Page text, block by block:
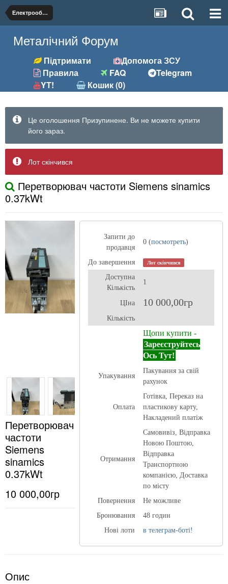
Електрообладнання
Металічний Форум
Підтримати
Допомога ЗСУ
Правила
FAQ
Telegram
YT!
Кошик (0)
Це оголошення Призупинене. Ви не можете купити
його зараз.
Лот скінчився
Перетворювач частоти Siemens sinamics
0.37kWt
Перетворювач
частоти
Siemens
sinamics
0.37kWt
10 000,00гр
Запити до
продавця
0 (посмотреть)
До завершення Лот скінчився
Доступна
Кількість
1
ЦІна 10 000,00гр
Кількість
Щопи купити -
Зареєструйтесь
Ось Тут!
Упакування
Пакування за свій
рахунок
Оплата
Готівка, Переказ на
пластикову карту,
Накладений платіж
Отримання
Самовивіз, Відправка
Новою Поштою,
Відправка
Транспортною
компанією, Доставка
по місту
Повернення
Не можливе
Бронювання
48 годин
Нові лоти
в телеграм-боті!
Опис